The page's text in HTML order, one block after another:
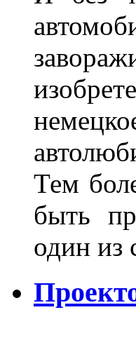
Тем
быть
один из